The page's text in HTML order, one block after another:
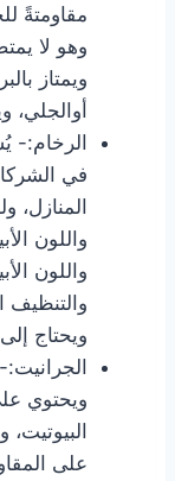
مقاومتةً
وهو لا
ويمتاز
أوالجلي،
الرخام:-
في
المنازل،
واللون
واللون
والتنظيف
ويحتاج
ويحتوي
البيوتيت،
على